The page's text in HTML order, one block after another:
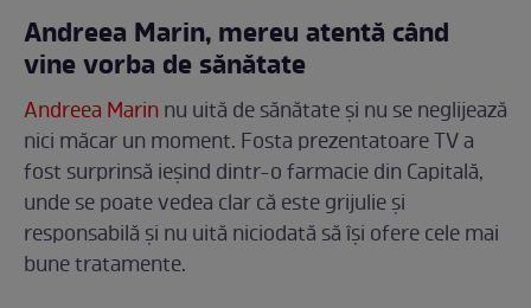
Andreea Marin, mereu atentă când
vine vorba de sănătate
Andreea Marinnu uită de sănătate și nu se neglijează
nici măcar un moment. Fosta prezentatoare TV a
fost surprinsă ieșind dintr-o farmacie din Capitală,
unde se poate vedea clar că este grijulie și
responsabilă și nu uită niciodată să își ofere cele mai
bune tratamente.